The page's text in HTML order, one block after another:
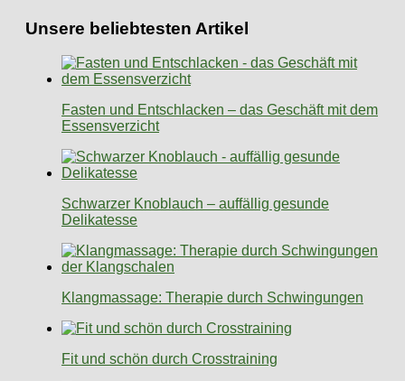
Unsere beliebtesten Artikel
Fasten und Entschlacken – das Geschäft mit dem
Essensverzicht
Schwarzer Knoblauch – auffällig gesunde
Delikatesse
Klangmassage: Therapie durch Schwingungen
Fit und schön durch Crosstraining